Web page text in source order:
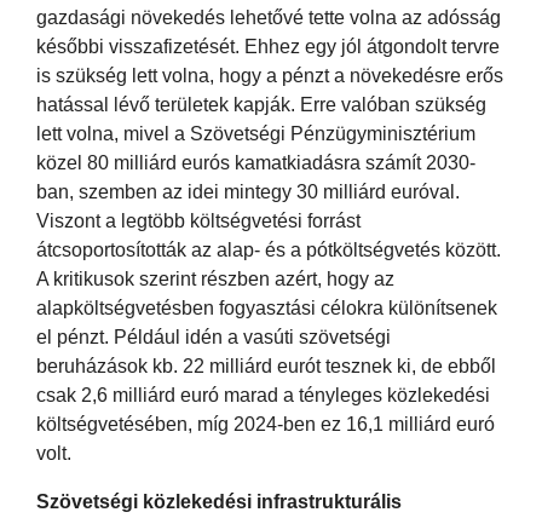
gazdasági növekedés lehetővé tette volna az adósság
későbbi visszafizetését. Ehhez egy jól átgondolt tervre
is szükség lett volna, hogy a pénzt a növekedésre erős
hatással lévő területek kapják. Erre valóban szükség
lett volna, mivel a Szövetségi Pénzügyminisztérium
közel 80 milliárd eurós kamatkiadásra számít 2030-
ban, szemben az idei mintegy 30 milliárd euróval.
Viszont a legtöbb költségvetési forrást
átcsoportosították az alap- és a pótköltségvetés között.
A kritikusok szerint részben azért, hogy az
alapköltségvetésben fogyasztási célokra különítsenek
el pénzt. Például idén a vasúti szövetségi
beruházások kb. 22 milliárd eurót tesznek ki, de ebből
csak 2,6 milliárd euró marad a tényleges közlekedési
költségvetésében, míg 2024-ben ez 16,1 milliárd euró
volt.
Szövetségi közlekedési infrastrukturális